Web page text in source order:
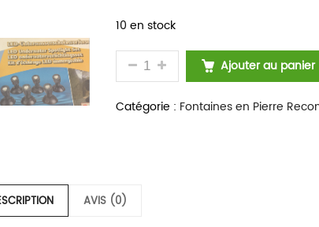
10 en stock
QUANTITÉ DE FONTAINE
Ajouter au panier
Catégorie : Fontaines en Pierre
AVIS (0)